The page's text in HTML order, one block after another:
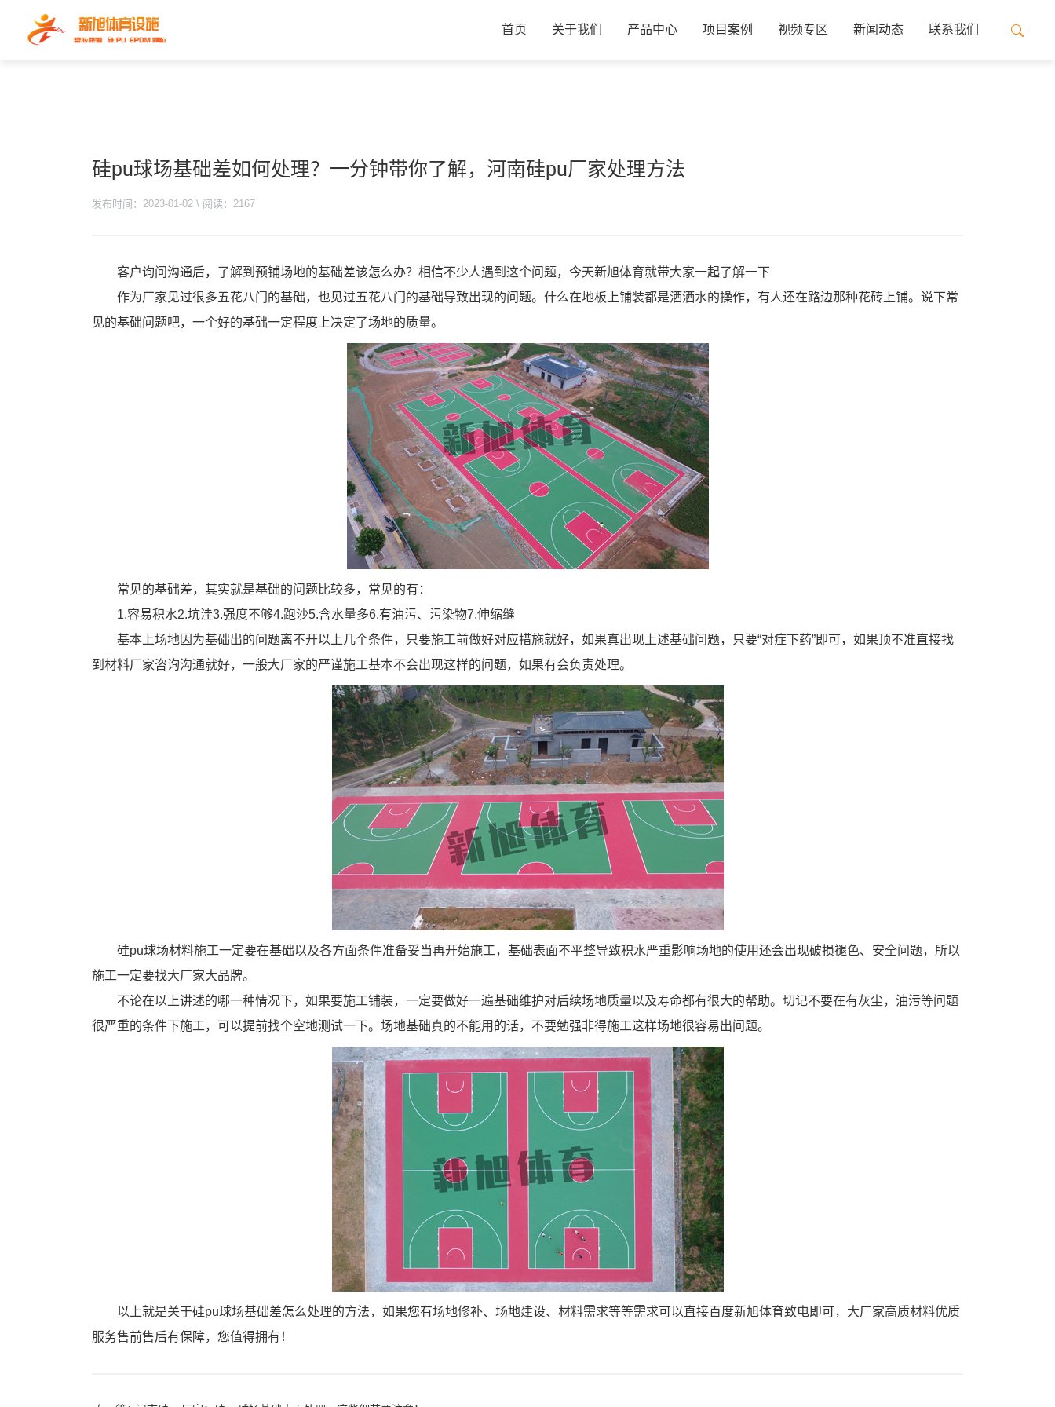
首页 关于我们 产品中心 项目案例 视频专区 新闻动态 联系我们
硅pu球场基础差如何处理？一分钟带你了解，河南硅pu厂家处理方法
发布时间：2023-01-02 \ 阅读：2167
客户询问沟通后，了解到预铺场地的基础差该怎么办？相信不少人遇到这个问题，今天新旭体育就带大家一起了解一下
作为厂家见过很多五花八门的基础，也见过五花八门的基础导致出现的问题。什么在地板上铺装都是洒洒水的操作，有人还在路边那种花砖上铺。说下常
见的基础问题吧，一个好的基础一定程度上决定了场地的质量。
常见的基础差，其实就是基础的问题比较多，常见的有：
1.容易积水2.坑洼3.强度不够4.跑沙5.含水量多6.有油污、污染物7.伸缩缝
基本上场地因为基础出的问题离不开以上几个条件，只要施工前做好对应措施就好，如果真出现上述基础问题，只要“对症下药”即可，如果顶不准直接找
到材料厂家咨询沟通就好，一般大厂家的严谨施工基本不会出现这样的问题，如果有会负责处理。
硅pu球场材料施工一定要在基础以及各方面条件准备妥当再开始施工，基础表面不平整导致积水严重影响场地的使用还会出现破损褪色、安全问题，所以
施工一定要找大厂家大品牌。
不论在以上讲述的哪一种情况下，如果要施工铺装，一定要做好一遍基础维护对后续场地质量以及寿命都有很大的帮助。切记不要在有灰尘，油污等问题
很严重的条件下施工，可以提前找个空地测试一下。场地基础真的不能用的话，不要勉强非得施工这样场地很容易出问题。
以上就是关于硅pu球场基础差怎么处理的方法，如果您有场地修补、场地建设、材料需求等等需求可以直接百度新旭体育致电即可，大厂家高质材料优质
服务售前售后有保障，您值得拥有！